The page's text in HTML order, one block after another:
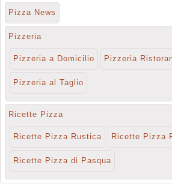
Pizza News
Pizzeria
Pizzeria a Domicilio Pizzeria
Pizzeria al Taglio
Ricette Pizza
Ricette Pizza Rustica Ricette Pizza
Ricette Pizza di Pasqua